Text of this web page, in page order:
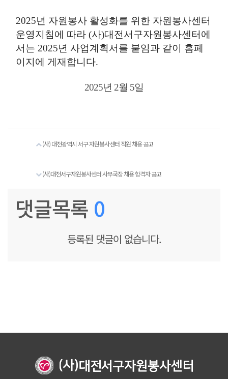
2025년 자원봉사 활성화를 위한 자원봉사센터
운영지침에 따라 (사)대전서구자원봉사센터에
서는 2025년 사업계획서를 붙임과 같이 홈페
이지에 게재합니다.
2025년 2월 5일
(사) 대전광역시 서구 자원봉사센터 직원 채용 공고
(사)대전서구자원봉사센터 사무국장 채용 합격자 공고
댓글목록 0
등록된 댓글이 없습니다.